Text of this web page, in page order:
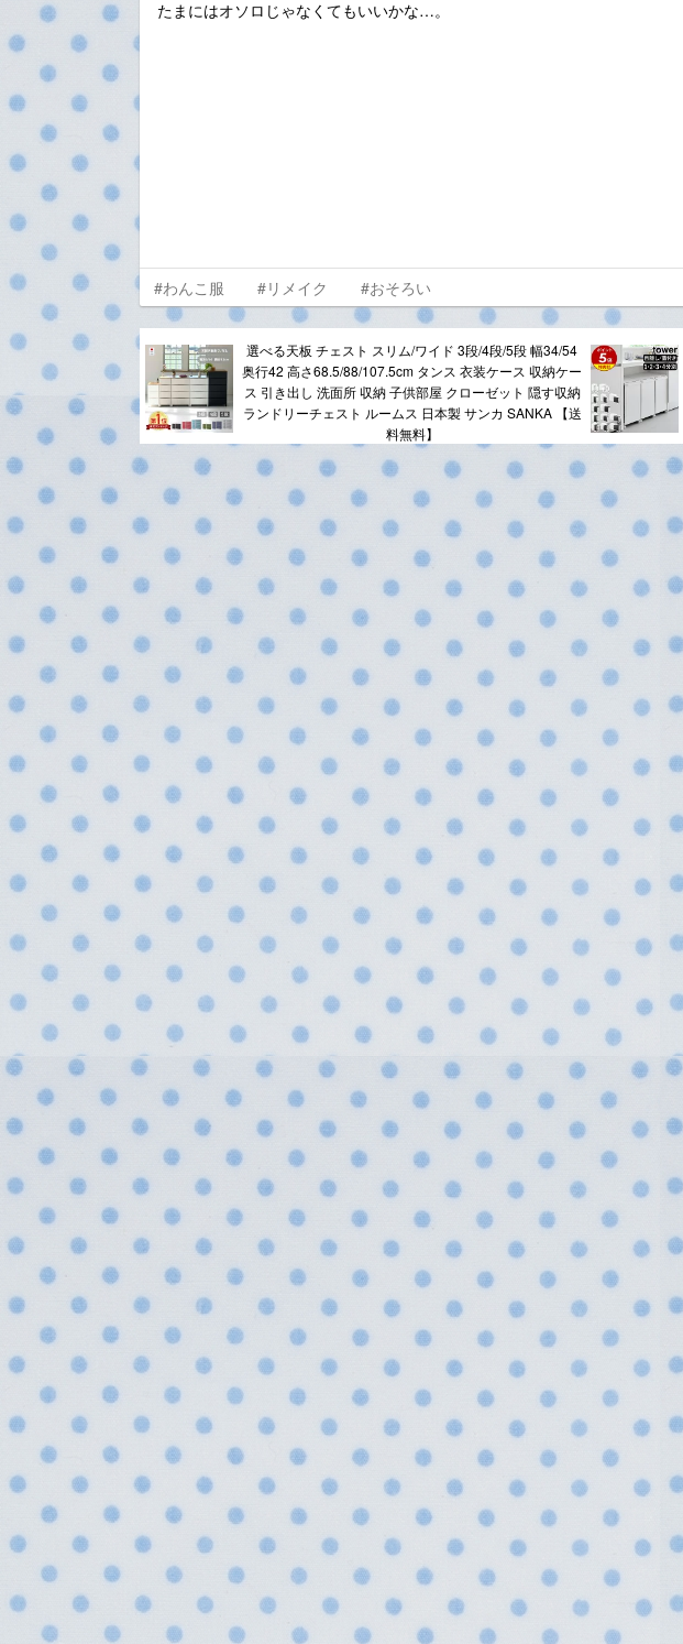
たまにはオソロじゃなくてもいいかな…。
#わんこ服 #リメイク #おそろい
選べる天板 チェスト スリム/ワイド 3段/4段/5段 幅34/54
奥行42 高さ68.5/88/107.5cm タンス 衣装ケース 収納ケー
ス 引き出し 洗面所 収納 子供部屋 クローゼット 隠す収納
ランドリーチェスト ルームス 日本製 サンカ SANKA 【送
料無料】